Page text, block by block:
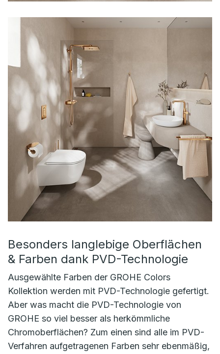
Besonders langlebige Oberflächen
& Farben dank PVD-Technologie
Ausgewählte Farben der GROHE Colors
Kollektion werden mit PVD-Technologie gefertigt.
Aber was macht die PVD-Technologie von
GROHE so viel besser als herkömmliche
Chromoberflächen? Zum einen sind alle im PVD-
Verfahren aufgetragenen Farben sehr ebenmäßig,